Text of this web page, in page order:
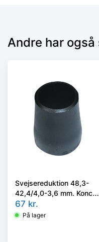
Andre har også
Svejsereduktion 48,3-
42,4/4,0-3,6 mm. Konc.
Kval. P235GH, EN 10253-
2 type B
67 kr.
På lager